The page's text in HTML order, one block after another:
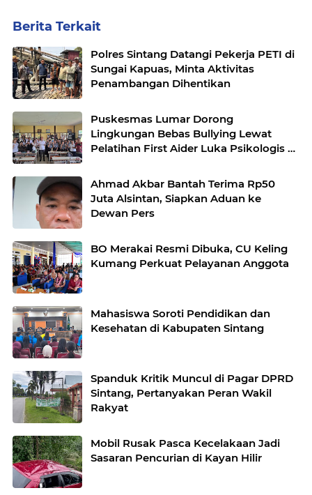
Berita Terkait
Polres Sintang Datangi Pekerja PETI di
Sungai Kapuas, Minta Aktivitas
Penambangan Dihentikan
Puskesmas Lumar Dorong
Lingkungan Bebas Bullying Lewat
Pelatihan First Aider Luka Psikologis di
Ahmad Akbar Bantah Terima Rp50
Juta Alsintan, Siapkan Aduan ke
Dewan Pers
BO Merakai Resmi Dibuka, CU Keling
Kumang Perkuat Pelayanan Anggota
Mahasiswa Soroti Pendidikan dan
Kesehatan di Kabupaten Sintang
Spanduk Kritik Muncul di Pagar DPRD
Sintang, Pertanyakan Peran Wakil
Rakyat
Mobil Rusak Pasca Kecelakaan Jadi
Sasaran Pencurian di Kayan Hilir